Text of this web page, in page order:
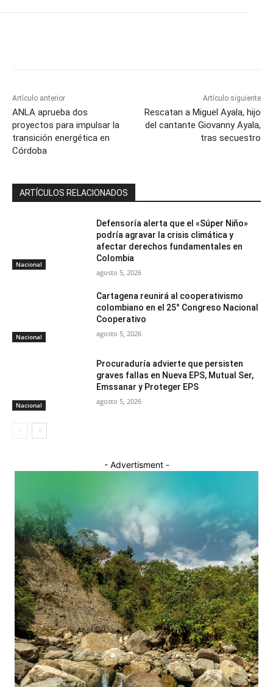
Artículo anterior
ANLA aprueba dos
proyectos para impulsar la
transición energética en
Córdoba
Artículo siguiente
Rescatan a Miguel Ayala, hijo
del cantante Giovanny Ayala,
tras secuestro
ARTÍCULOS RELACIONADOS
Nacional
Defensoría alerta que el «Súper Niño»
podría agravar la crisis climática y
afectar derechos fundamentales en
Colombia
agosto 5, 2026
Nacional
Cartagena reunirá al cooperativismo
colombiano en el 25° Congreso Nacional
Cooperativo
agosto 5, 2026
Nacional
Procuraduría advierte que persisten
graves fallas en Nueva EPS, Mutual Ser,
Emssanar y Proteger EPS
agosto 5, 2026
- Advertisment -